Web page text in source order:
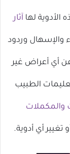
الأدوية لها آثار
والإسهال وردود
أي أعراض غير
الطبيب
والمكملات
تغيير أي أدوية.